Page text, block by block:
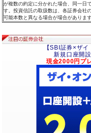
が複数の約定に分かれた場合、同一日
す。投資信託の取扱数は、各証券会社
可能本数と異なる場合が場合があります
【SBI証券×ザ
新規口座開
現金2000円プ